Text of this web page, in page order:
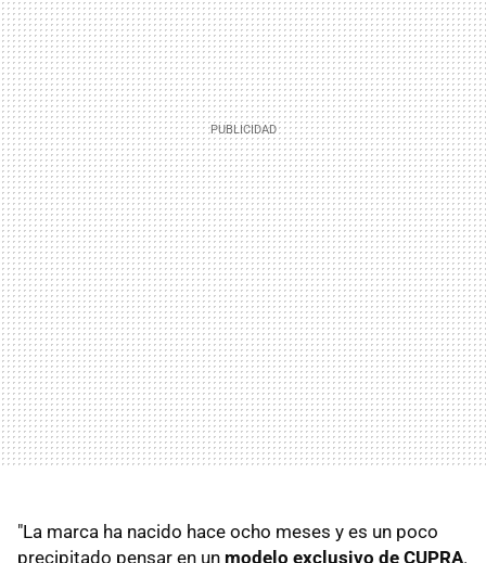
"La marca ha nacido hace ocho meses y es un poco
precipitado pensar en un modelo exclusivo de CUPRA.